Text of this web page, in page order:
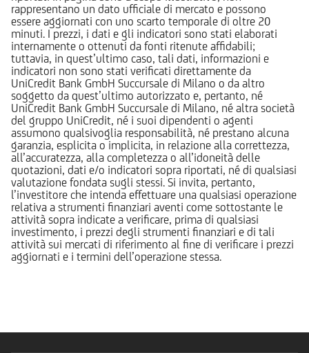
rappresentano un dato ufficiale di mercato e possono
essere aggiornati con uno scarto temporale di oltre 20
minuti. I prezzi, i dati e gli indicatori sono stati elaborati
internamente o ottenuti da fonti ritenute affidabili;
tuttavia, in quest’ultimo caso, tali dati, informazioni e
indicatori non sono stati verificati direttamente da
UniCredit Bank GmbH Succursale di Milano o da altro
soggetto da quest’ultimo autorizzato e, pertanto, né
UniCredit Bank GmbH Succursale di Milano, né altra società
del gruppo UniCredit, né i suoi dipendenti o agenti
assumono qualsivoglia responsabilità, né prestano alcuna
garanzia, esplicita o implicita, in relazione alla correttezza,
all’accuratezza, alla completezza o all’idoneità delle
quotazioni, dati e/o indicatori sopra riportati, né di qualsiasi
valutazione fondata sugli stessi. Si invita, pertanto,
l’investitore che intenda effettuare una qualsiasi operazione
relativa a strumenti finanziari aventi come sottostante le
attività sopra indicate a verificare, prima di qualsiasi
investimento, i prezzi degli strumenti finanziari e di tali
attività sui mercati di riferimento al fine di verificare i prezzi
aggiornati e i termini dell’operazione stessa.